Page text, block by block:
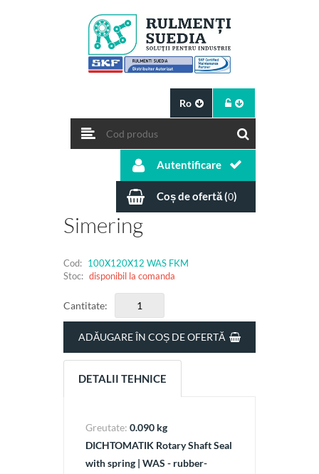
Ro
Autentificare
Coș de ofertă (0)
Simering
Cod: 100X120X12 WAS FKM
Stoc: disponibil la comanda
Cantitate:
DETALII TEHNICE
Greutate: 0.090 kg
DICHTOMATIK Rotary Shaft Seal
with spring | WAS - rubber-